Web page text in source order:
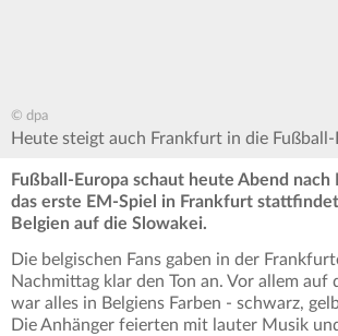
© dpa
Heute steigt auch Frankfurt in die Fußball-
Fußball-Europa schaut heute Abend nach
das erste EM-Spiel in Frankfurt
Belgien auf die Slowakei.
Die belgischen Fans gaben in der
Nachmittag klar den Ton an. Vor allem auf
war alles in Belgiens Farben - schwarz,
Die Anhänger feierten mit lauter Musik